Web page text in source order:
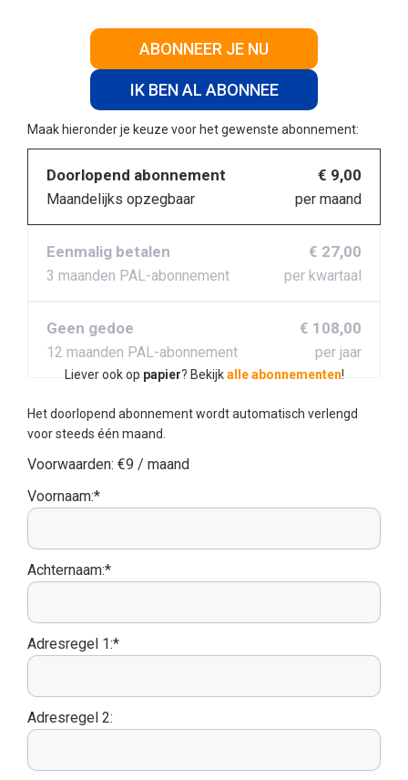
ABONNEER JE NU
IK BEN AL ABONNEE
Maak hieronder je keuze voor het gewenste abonnement:
Doorlopend abonnement
Maandelijks opzegbaar
€ 9,00
per maand
Eenmalig betalen
3 maanden PAL-abonnement
€ 27,00
per kwartaal
Geen gedoe
12 maanden PAL-abonnement
€ 108,00
per jaar
Liever ook op papier? Bekijkalle abonnementen!
Het doorlopend abonnement wordt automatisch verlengd
voor steeds één maand.
Voorwaarden: €9 / maand
Voornaam:*
Achternaam:*
Adresregel 1:*
Adresregel 2: